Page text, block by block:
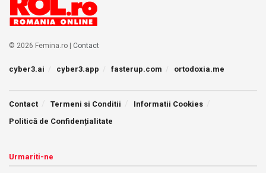
© 2026 Femina.ro | Contact
cyber3.ai cyber3.app fasterup.com ortodoxia.me
Contact Termeni si Conditii
Informatii Cookies
Politică de Confidențialitate
Urmariti-ne